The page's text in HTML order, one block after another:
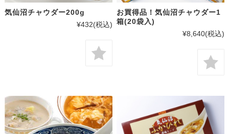
気仙沼チャウダー200g
¥432(税込)
お買得品！気仙沼チャウダー1
箱(20袋入)
¥8,640(税込)